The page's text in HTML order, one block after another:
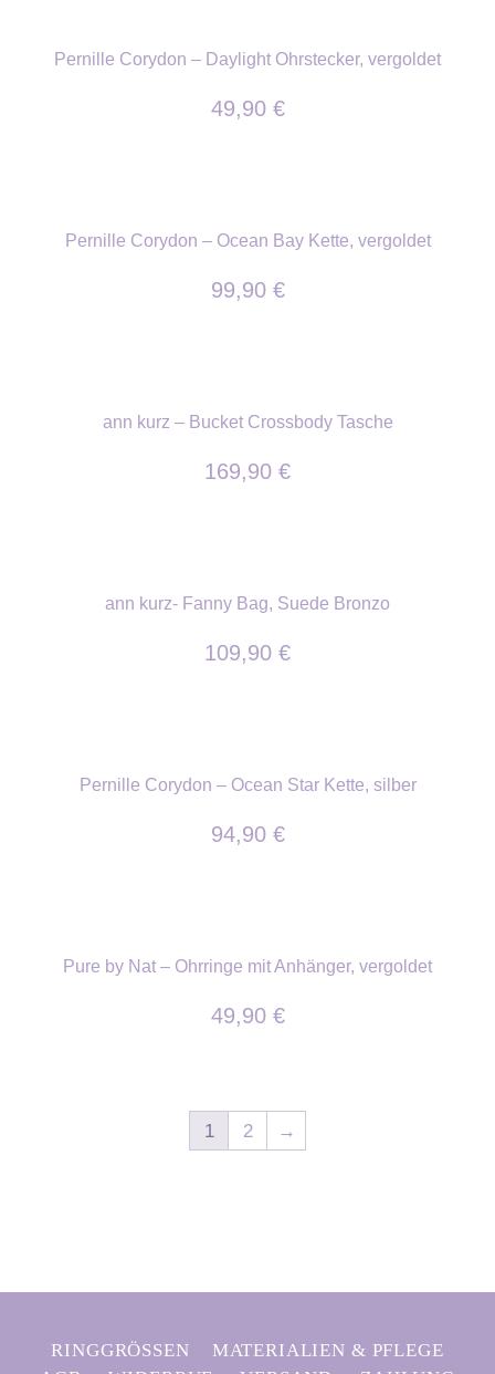
Pernille Corydon – Daylight Ohrstecker, vergoldet
49,90 €
Pernille Corydon – Ocean Bay Kette, vergoldet
99,90 €
ann kurz – Bucket Crossbody Tasche
169,90 €
ann kurz- Fanny Bag, Suede Bronzo
109,90 €
Pernille Corydon – Ocean Star Kette, silber
94,90 €
Pure by Nat – Ohrringe mit Anhänger, vergoldet
49,90 €
1 2 →
RINGGRÖSSEN
MATERIALIEN & PFLEGE